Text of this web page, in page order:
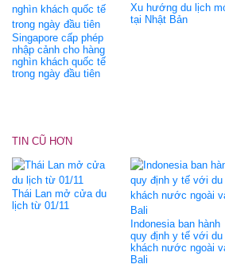
Singapore cấp phép
nhập cảnh cho hàng
nghìn khách quốc tế
trong ngày đầu tiên
Xu hướng du lịch
tại Nhật Bản
TIN CŨ HƠN
Thái Lan mở cửa du
lịch từ 01/11
Indonesia ban hành
quy định y tế với du
khách nước ngoài
Bali